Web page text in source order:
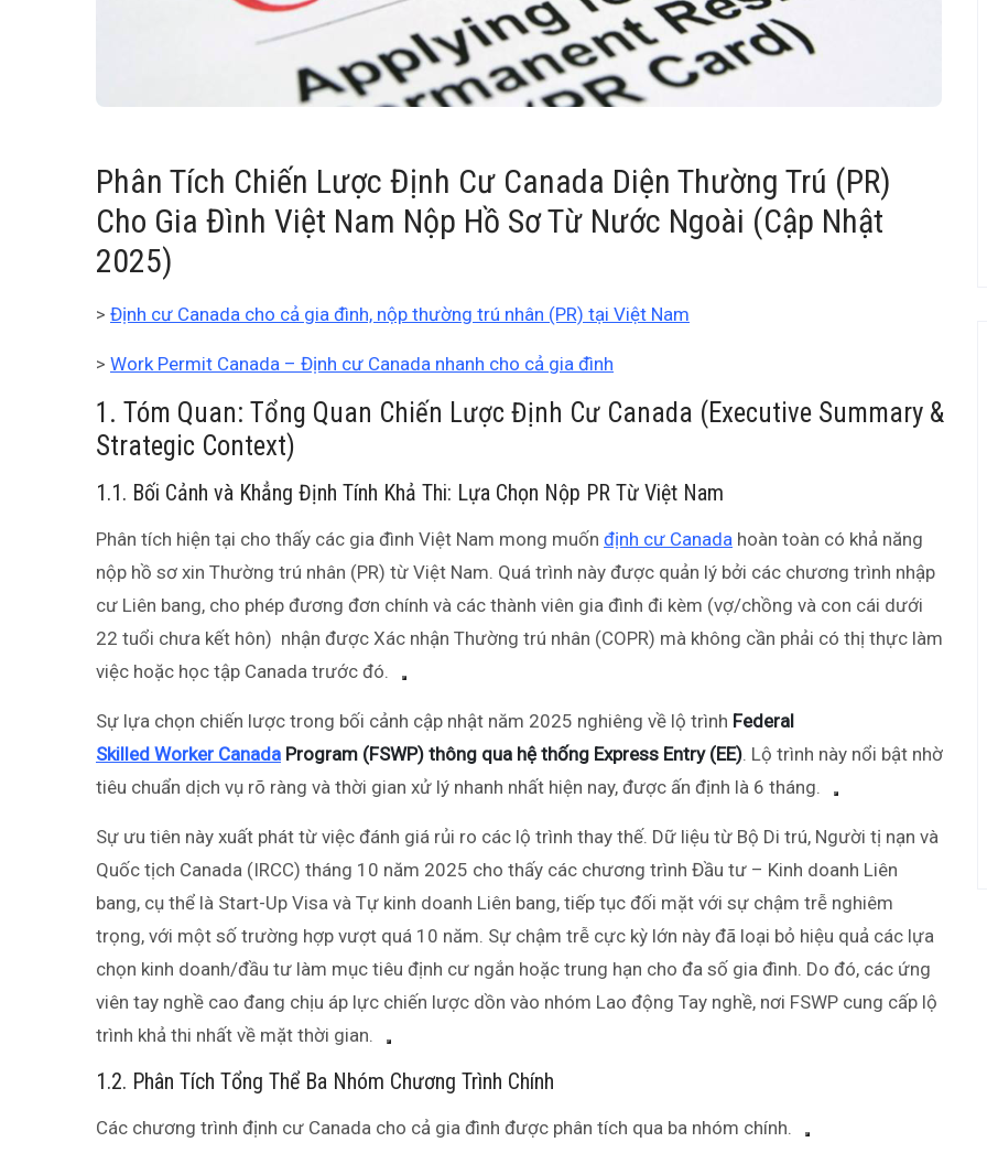
Phân Tích Chiến Lược Định Cư Canada Diện Thường Trú (PR)
Cho Gia Đình Việt Nam Nộp Hồ Sơ Từ Nước Ngoài (Cập Nhật
2025)
> Định cư Canada cho cả gia đình, nộp thường trú nhân (PR) tại Việt Nam
> Work Permit Canada – Định cư Canada nhanh cho cả gia đình
1. Tóm Quan: Tổng Quan Chiến Lược Định Cư Canada (Executive Summary &
Strategic Context)
1.1. Bối Cảnh và Khẳng Định Tính Khả Thi: Lựa Chọn Nộp PR Từ Việt Nam
Phân tích hiện tại cho thấy các gia đình Việt Nam mong muốn định cư Canada hoàn toàn có khả năng
nộp hồ sơ xin Thường trú nhân (PR) từ Việt Nam. Quá trình này được quản lý bởi các chương trình nhập
cư Liên bang, cho phép đương đơn chính và các thành viên gia đình đi kèm (vợ/chồng và con cái dưới
22 tuổi chưa kết hôn) nhận được Xác nhận Thường trú nhân (COPR) mà không cần phải có thị thực làm
việc hoặc học tập Canada trước đó.
Sự lựa chọn chiến lược trong bối cảnh cập nhật năm 2025 nghiêng về lộ trình Federal
Skilled Worker Canada Program (FSWP) thông qua hệ thống Express Entry (EE). Lộ trình này nổi bật nhờ
tiêu chuẩn dịch vụ rõ ràng và thời gian xử lý nhanh nhất hiện nay, được ấn định là 6 tháng.
Sự ưu tiên này xuất phát từ việc đánh giá rủi ro các lộ trình thay thế. Dữ liệu từ Bộ Di trú, Người tị nạn và
Quốc tịch Canada (IRCC) tháng 10 năm 2025 cho thấy các chương trình Đầu tư – Kinh doanh Liên
bang, cụ thể là Start-Up Visa và Tự kinh doanh Liên bang, tiếp tục đối mặt với sự chậm trễ nghiêm
trọng, với một số trường hợp vượt quá 10 năm. Sự chậm trễ cực kỳ lớn này đã loại bỏ hiệu quả các lựa
chọn kinh doanh/đầu tư làm mục tiêu định cư ngắn hoặc trung hạn cho đa số gia đình. Do đó, các ứng
viên tay nghề cao đang chịu áp lực chiến lược dồn vào nhóm Lao động Tay nghề, nơi FSWP cung cấp lộ
trình khả thi nhất về mặt thời gian.
1.2. Phân Tích Tổng Thể Ba Nhóm Chương Trình Chính
Các chương trình định cư Canada cho cả gia đình được phân tích qua ba nhóm chính.